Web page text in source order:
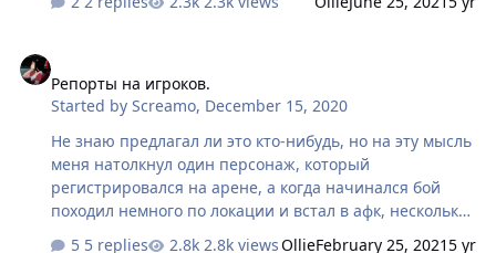
награды, а не апать 12 лвл чтобы получить новые, и
режимах(бой на смерть, допустим ты будешь
получать ??? золота за 1 бой, за 3 боя ты уже больше
получишь, и допустим ограничим 20-ти боями, когда
ты ещё можешь получать золото, далее просто очки; -
для режима где надо 10 побед, ты будешь получать
такое же количество з…
Репорты на игроков.
Started byScreamo, December 15, 2020
Не знаю предлагал ли это кто-нибудь, но на эту мысль
меня натолкнул один персонаж, который
регистрировался на арене, а когда начинался бой
походил немного по локации и встал в афк, несколько
раз попадался этот человек и каждый раз мы
5 replies 2.8k viewsOllieFebruary 25, 20215 yr